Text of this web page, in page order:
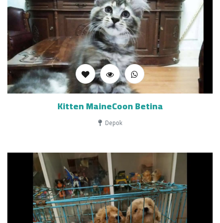
Kitten MaineCoon Betina
Depok